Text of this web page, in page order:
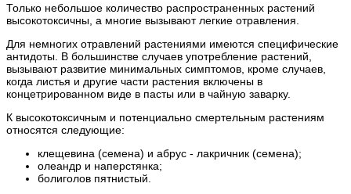
Только небольшое количество распространенных растений
высокотоксичны, а многие вызывают легкие отравления.
Для немногих отравлений растениями имеются специфические
антидоты. В большинстве случаев употребление растений,
вызывают развитие минимальных симптомов, кроме случаев,
когда листья и другие части растения включены в
концетрированном виде в пасты или в чайную заварку.
К высокотоксичным и потенциально смертельным растениям
относятся следующие:
клещевина (семена) и абрус - лакричник (семена);
олеандр и наперстянка;
болиголов пятнистый.